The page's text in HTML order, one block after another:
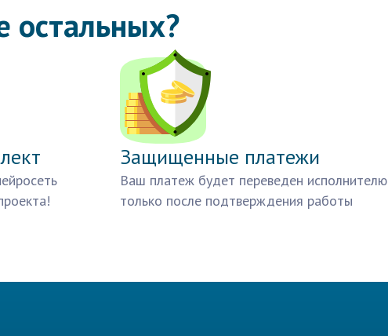
Защищенные платежи
Ваш платеж будет переведен исполнителю
только после подтверждения работы